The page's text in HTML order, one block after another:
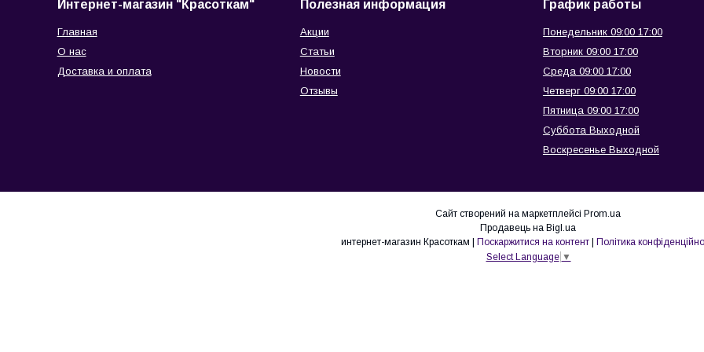
Интернет-магазин "Красоткам"
Главная
О нас
Доставка и оплата
Полезная информация
Акции
Статьи
Новости
Отзывы
График работы
Понедельник 09:00 17:00
Вторник 09:00 17:00
Среда 09:00 17:00
Четверг 09:00 17:00
Пятница 09:00 17:00
Суббота Выходной
Воскресенье Выходной
Сайт створений на маркетплейсі Prom.ua
Продавець на Bigl.ua
интернет-магазин Красоткам | Поскаржитися на контент | Політика
Select Language ▼